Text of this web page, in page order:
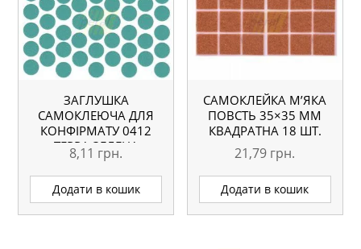
ЗАГЛУШКА
САМОКЛЕЮЧА ДЛЯ
КОНФІРМАТУ 0412
ТЕРРА ЗЕЛЕНА
8,11 грн.
Додати в кошик
САМОКЛЕЙКА М’ЯКА
ПОВСТЬ 35×35 ММ
КВАДРАТНА 18 ШТ.
21,79 грн.
Додати в кошик